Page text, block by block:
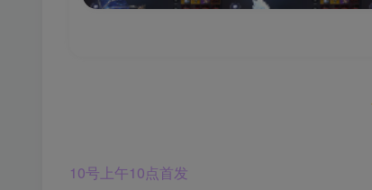
10号上午10点首发